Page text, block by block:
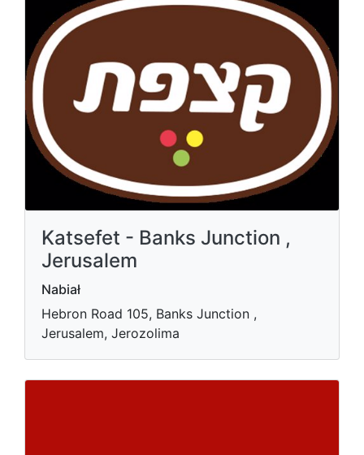
Katsefet - Banks Junction ,
Jerusalem
Nabiał
Hebron Road 105, Banks Junction ,
Jerusalem, Jerozolima